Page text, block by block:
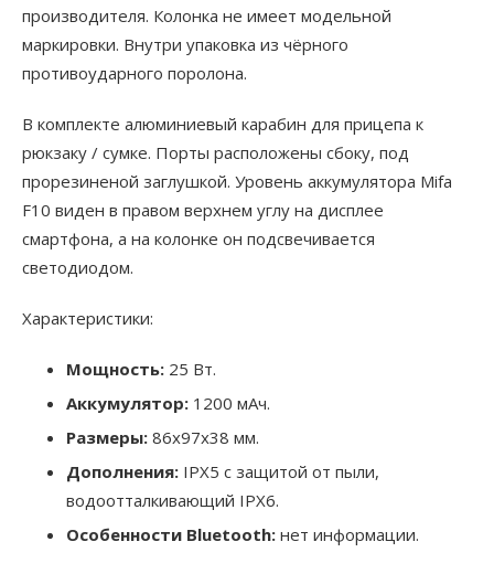
производителя. Колонка не имеет модельной
маркировки. Внутри упаковка из чёрного
противоударного поролона.
В комплекте алюминиевый карабин для прицепа к
рюкзаку / сумке. Порты расположены сбоку, под
прорезиненой заглушкой. Уровень аккумулятора Mifa
F10 виден в правом верхнем углу на дисплее
смартфона, а на колонке он подсвечивается
светодиодом.
Характеристики:
Мощность: 25 Вт.
Аккумулятор: 1200 мАч.
Размеры: 86х97х38 мм.
Дополнения: IPX5 с защитой от пыли,
водоотталкивающий IPX6.
Особенности Bluetooth: нет информации.